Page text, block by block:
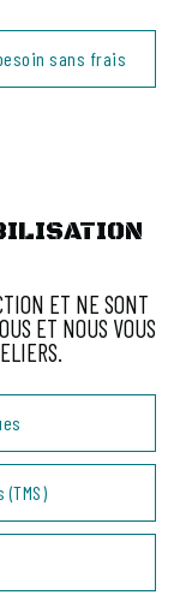
sans frais
ET NE SONT
ET NOUS VOUS